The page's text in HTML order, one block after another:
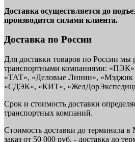
Доставка осуществляется до
производится силами клиента.
Доставка по России
Для доставки товаров по России мы
транспортными компаниями:
«ТАТ», «Деловые Линии», «Мэджик
«СДЭК», «КИТ»,
Срок и стоимость доставки
транспортных компаний.
Стоимость доставки до терминала
заказ от 50 000 руб. - доставка до